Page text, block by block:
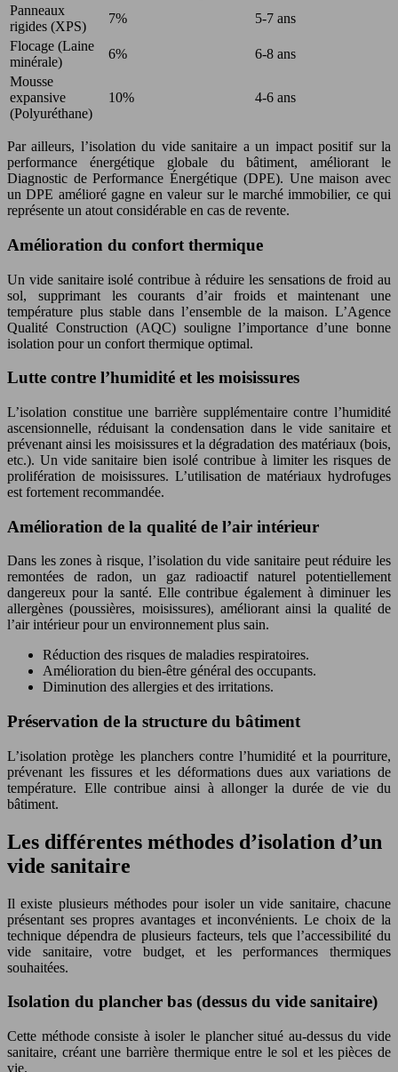
Panneaux
rigides (XPS)
7%
5-7 ans
Flocage (Laine
minérale)
6%
6-8 ans
Mousse
expansive
(Polyuréthane)
10% 4-6 ans
Par ailleurs, l’isolation du vide sanitaire a un impact positif sur la
performance énergétique globale du bâtiment, améliorant le
Diagnostic de Performance Énergétique (DPE). Une maison avec
un DPE amélioré gagne en valeur sur le marché immobilier, ce qui
représente un atout considérable en cas de revente.
Amélioration du confort thermique
Un vide sanitaire isolé contribue à réduire les sensations de froid au
sol, supprimant les courants d’air froids et maintenant une
température plus stable dans l’ensemble de la maison. L’Agence
Qualité Construction (AQC) souligne l’importance d’une bonne
isolation pour un confort thermique optimal.
Lutte contre l’humidité et les moisissures
L’isolation constitue une barrière supplémentaire contre l’humidité
ascensionnelle, réduisant la condensation dans le vide sanitaire et
prévenant ainsi les moisissures et la dégradation des matériaux (bois,
etc.). Un vide sanitaire bien isolé contribue à limiter les risques de
prolifération de moisissures. L’utilisation de matériaux hydrofuges
est fortement recommandée.
Amélioration de la qualité de l’air intérieur
Dans les zones à risque, l’isolation du vide sanitaire peut réduire les
remontées de radon, un gaz radioactif naturel potentiellement
dangereux pour la santé. Elle contribue également à diminuer les
allergènes (poussières, moisissures), améliorant ainsi la qualité de
l’air intérieur pour un environnement plus sain.
Réduction des risques de maladies respiratoires.
Amélioration du bien-être général des occupants.
Diminution des allergies et des irritations.
Préservation de la structure du bâtiment
L’isolation protège les planchers contre l’humidité et la pourriture,
prévenant les fissures et les déformations dues aux variations de
température. Elle contribue ainsi à allonger la durée de vie du
bâtiment.
Les différentes méthodes d’isolation d’un
vide sanitaire
Il existe plusieurs méthodes pour isoler un vide sanitaire, chacune
présentant ses propres avantages et inconvénients. Le choix de la
technique dépendra de plusieurs facteurs, tels que l’accessibilité du
vide sanitaire, votre budget, et les performances thermiques
souhaitées.
Isolation du plancher bas (dessus du vide sanitaire)
Cette méthode consiste à isoler le plancher situé au-dessus du vide
sanitaire, créant une barrière thermique entre le sol et les pièces de
vie.